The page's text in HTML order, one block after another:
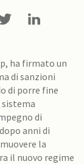
ha firmato un
di sanzioni
di porre fine
di
anni di
la
il nuovo regime